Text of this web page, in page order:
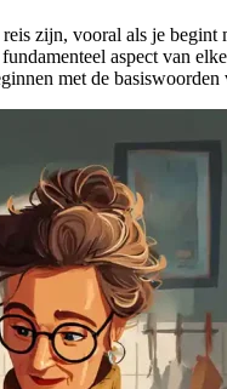
zijn, vooral als je
aspect van
met de